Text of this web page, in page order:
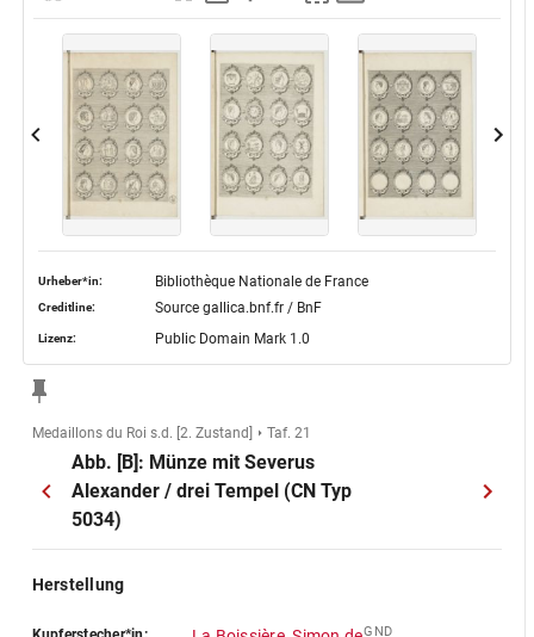
Urheber*in: Bibliothèque Nationale de France
Creditline: Source gallica.bnf.fr / BnF
Lizenz: Public Domain Mark 1.0
Medaillons du Roi s.d. [2. Zustand] Taf. 21
Abb. [B]: Münze mit Severus
Alexander / drei Tempel (CN Typ
5034)
Herstellung
GND